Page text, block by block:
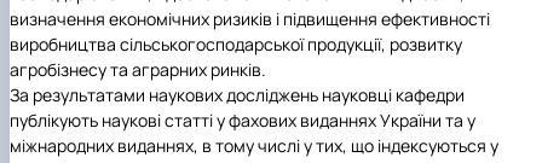
визначення економічних ризиків і підвищення ефективності
виробництва сільськогосподарської продукції, розвитку
агробізнесу та аграрних ринків.
За результатами наукових досліджень науковці кафедри
публікують наукові статті у фахових виданнях України та у
міжнародних виданнях, в тому числі у тих, що індексуються у